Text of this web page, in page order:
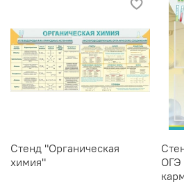
Стенд "Органическая
химия"
ОГЭ